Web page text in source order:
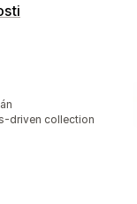
driven collection